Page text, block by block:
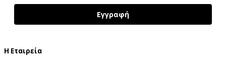
Εγγραφή
H Εταιρεία